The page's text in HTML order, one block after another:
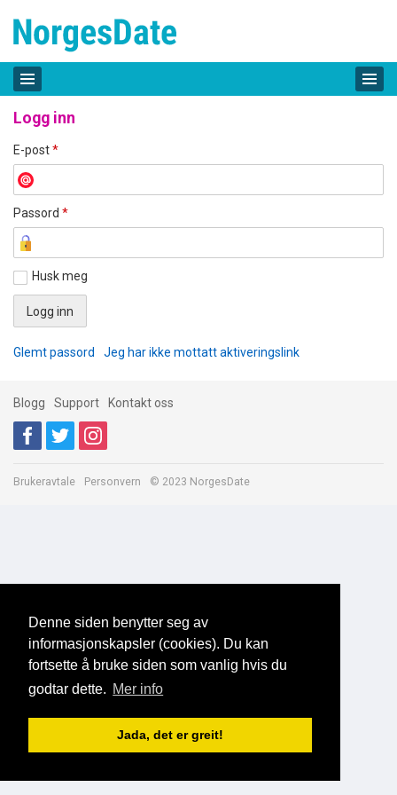
Denne siden benytter seg av
informasjonskapsler (cookies). Du kan
fortsette å bruke siden som vanlig hvis du
godtar dette. Mer info
Jada, det er greit!
Logg inn
E-post*
Passord *
Husk meg
Glemt passord Jeg har ikke mottatt aktiveringslink
Blogg Support Kontakt oss
Brukeravtale Personvern © 2023 NorgesDate